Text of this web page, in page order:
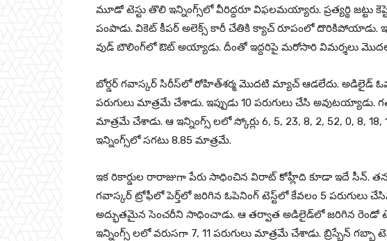
మూడో టెస్టు తొలి ఇన్నింగ్స్‌లో వీరిద్దరూ విఫలమయ్యారు. ప్రత్యర్థి
పంపాడు. వికెట్ కీపర్ అలెక్స్ కారీ చేతికి క్యాచ్ రూపంలో దొరికిపోయాడు.
వుడ్ బౌలింగ్‌లో ఔట్ అయ్యాడు. దీంతో ఇద్దరిపై మరోసారి విమర్శలు
బోర్డర్ గవాస్కర్ సిరీస్‌లో రోహిత్‌శర్మ మొదటి మ్యాచ్‌ ఆడలేదు. అడిలైడ్
పరుగులు మాత్రమే చేశాడు. ఇప్పుడు 10 పరుగులు చేసి అవుటయ్యాడు.
మాత్రమే చేశాడు. ఆ ఇన్నింగ్స్ ల‌లో స్కోర్లు 6, 5, 23, 8, 2, 52, 0, 8,
ఇన్నింగ్స్‌లో సగటు 8.85 మాత్రమే.
ఇక రికార్డుల రారాజుగా పేరు సాధించిన విరాట్ కోహ్లీది కూడా ఇదే సీన్. తన
గ‌వాస్కర్ ట్రోఫీలో పెర్త్‌లో జరిగిన ఓపెనింగ్ టెస్ట్‌లో కేవలం 5 పరుగులు
అద్భుతమైన సెంచరీని సాధించాడు. ఆ త‌ర్వాత అడిలైడ్‌లో జరిగిన రెండో
ఇన్నింగ్స్ ల‌లో వ‌రుస‌గా 7, 11 ప‌రుగులు మాత్రమే చేశాడు. బ్రిస్బేన్ గ‌బ్బా